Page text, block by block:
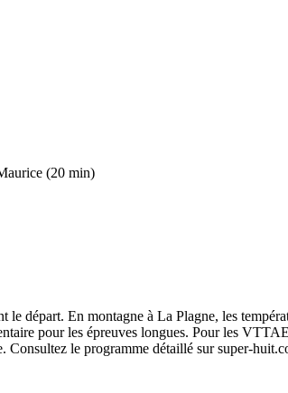
(20 min)
départ. En montagne à La Plagne, les
pour les épreuves longues. Pour les
le programme détaillé sur super-